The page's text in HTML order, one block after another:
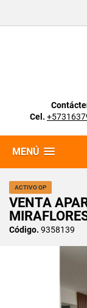
Cel.
MENÚ
ACTIVO OP
VENTA
Código. 9358139